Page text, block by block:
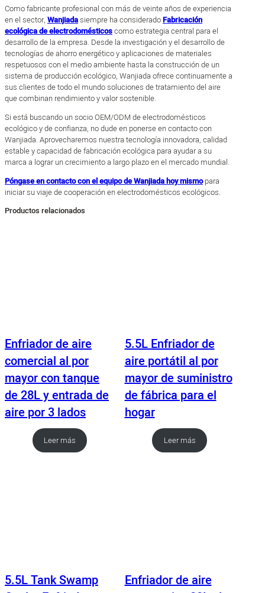
Como fabricante profesional con más de veinte años de experiencia
en el sector, Wanjiadasiempre ha considerado Fabricación
ecológica de electrodomésticoscomo estrategia central para el
desarrollo de la empresa. Desde la investigación y el desarrollo de
tecnologías de ahorro energético y aplicaciones de materiales
respetuosos con el medio ambiente hasta la construcción de un
sistema de producción ecológico, Wanjiada ofrece continuamente a
sus clientes de todo el mundo soluciones de tratamiento del aire
que combinan rendimiento y valor sostenible.
Si está buscando un socio OEM/ODM de electrodomésticos
ecológico y de confianza, no dude en ponerse en contacto con
Wanjiada. Aprovecharemos nuestra tecnología innovadora, calidad
estable y capacidad de fabricación ecológica para ayudar a su
marca a lograr un crecimiento a largo plazo en el mercado mundial.
Póngase en contacto con el equipo de Wanjiada hoy mismopara
iniciar su viaje de cooperación en electrodomésticos ecológicos.
Productos relacionados
Enfriador de aire
comercial al por
mayor con tanque
de 28L y entrada de
aire por 3 lados
Leer más
5.5L Enfriador de
aire portátil al por
mayor de suministro
de fábrica para el
hogar
Leer más
5.5L Tank Swamp
Enfriador de aire